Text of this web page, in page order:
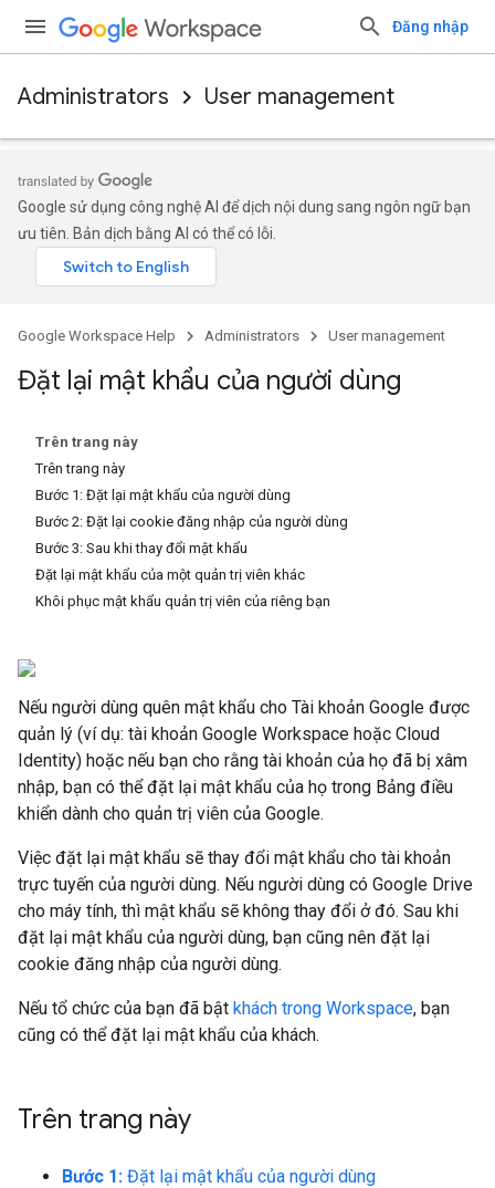
Đăng nhập
Administrators User management
Google sử dụng công nghệ AI để dịch nội dung sang ngôn ngữ bạn
ưu tiên. Bản dịch bằng AI có thể có lỗi.
Google Workspace Help Administrators User management
Đặt lại mật khẩu của người dùng
Trên trang này
Trên trang này
Bước 1: Đặt lại mật khẩu của người dùng
Bước 2: Đặt lại cookie đăng nhập của người dùng
Bước 3: Sau khi thay đổi mật khẩu
Đặt lại mật khẩu của một quản trị viên khác
Khôi phục mật khẩu quản trị viên của riêng bạn
Nếu người dùng quên mật khẩu cho Tài khoản Google được
quản lý (ví dụ: tài khoản Google Workspace hoặc Cloud
Identity) hoặc nếu bạn cho rằng tài khoản của họ đã bị xâm
nhập, bạn có thể đặt lại mật khẩu của họ trong Bảng điều
khiển dành cho quản trị viên của Google.
Việc đặt lại mật khẩu sẽ thay đổi mật khẩu cho tài khoản
trực tuyến của người dùng. Nếu người dùng có Google Drive
cho máy tính, thì mật khẩu sẽ không thay đổi ở đó. Sau khi
đặt lại mật khẩu của người dùng, bạn cũng nên đặt lại
cookie đăng nhập của người dùng.
Nếu tổ chức của bạn đã bật khách trong Workspace, bạn
cũng có thể đặt lại mật khẩu của khách.
Trên trang này
Bước 1: Đặt lại mật khẩu của người dùng